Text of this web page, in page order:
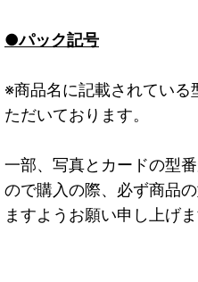
●パック記号
※商品名に記載されている
ただいております。
一部、写真とカードの型
ので購入の際、必ず商品
ますようお願い申し上げま